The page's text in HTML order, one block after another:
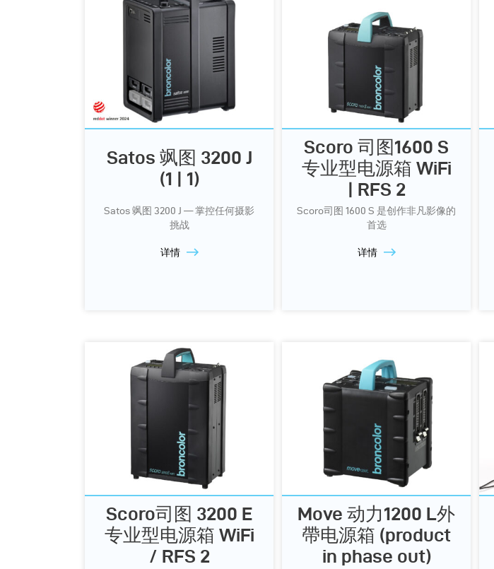
Satos 飒图 3200 J
(1 | 1)
Satos 飒图 3200 J — 掌控任何摄影
挑战
详情
Scoro 司图1600 S
专业型电源箱 WiFi
| RFS 2
Scoro司图 1600 S 是创作非凡影像的
首选
详情
Scoro司图 3200 E
专业型电源箱 WiFi
/ RFS 2
Move 动力1200 L外
帶电源箱 (product
in phase out)